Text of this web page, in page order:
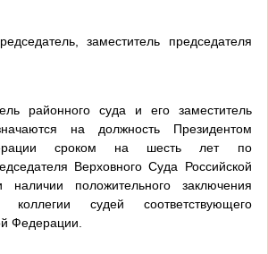
заместитель председателя
районного суда и его заместитель
на должность Президентом
сроком на шесть лет по
Верховного Суда Российской
положительного заключения
коллегии судей соответствующего
Федерации.